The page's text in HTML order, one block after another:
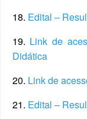
18. Edital –
19. Link de
Didática
20. Link de
21. Edital –